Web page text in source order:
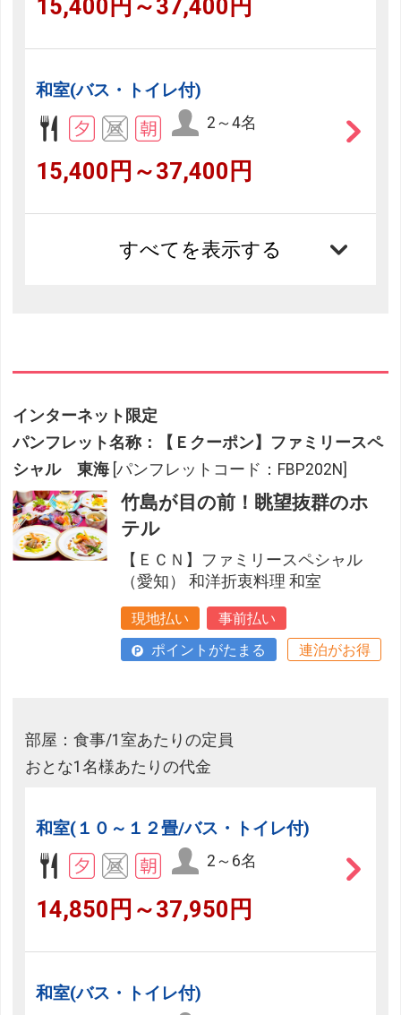
15,400円～37,400円
和室(バス・トイレ付)
2～4名
15,400円～37,400円
すべてを表示する
インターネット限定
パンフレット名称：【Ｅクーポン】ファミリースペ
シャル 東海 [パンフレットコード：FBP202N]
竹島が目の前！眺望抜群のホ
テル
【ＥＣＮ】ファミリースペシャル
（愛知） 和洋折衷料理 和室
現地払い
事前払い
ポイントがたまる
連泊がお得
部屋：食事/1室あたりの定員
おとな1名様あたりの代金
和室(１０～１２畳/バス・トイレ付)
2～6名
14,850円～37,950円
和室(バス・トイレ付)